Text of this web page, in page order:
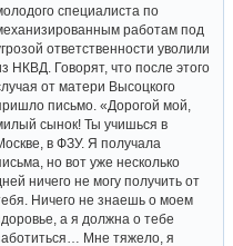
специалиста по
работам под
ответственности уволили
НКВД. Говорят, что после этого
от матери Высоцкого
письмо. «Дорогой мой,
сынок! Ты учишься в
в ФЗУ. Я получала
но вот уже несколько
ничего не могу получить от
Ничего не знаешь о моем
а я должна о тебе
Мне тяжело, я